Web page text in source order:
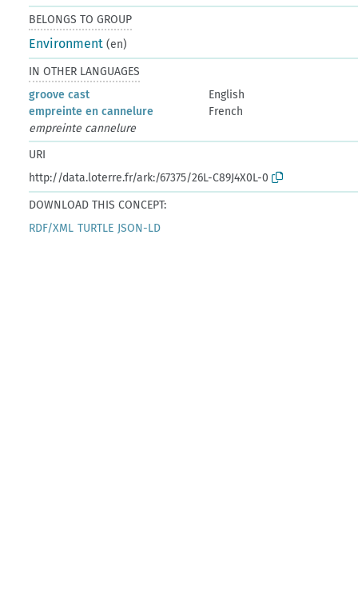
BELONGS TO GROUP
Environment (en)
IN OTHER LANGUAGES
groove cast
English
empreinte en cannelure
French
empreinte cannelure
URI
http://data.loterre.fr/ark:/67375/26L-C89J4X0L-0
DOWNLOAD THIS CONCEPT:
RDF/XML TURTLE JSON-LD